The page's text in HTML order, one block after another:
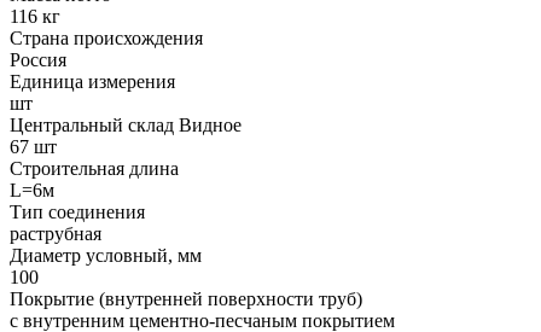
116 кг
Страна происхождения
Россия
Единица измерения
шт
Центральный склад Видное
67 шт
Строительная длина
L=6м
Тип соединения
раструбная
Диаметр условный, мм
100
Покрытие (внутренней поверхности труб)
с внутренним цементно-песчаным покрытием